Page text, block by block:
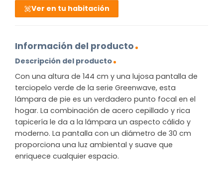
Ver en tu habitación
Información del producto
Descripción del producto
Con una altura de 144 cm y una lujosa pantalla de
terciopelo verde de la serie Greenwave, esta
lámpara de pie es un verdadero punto focal en el
hogar. La combinación de acero cepillado y rica
tapicería le da a la lámpara un aspecto cálido y
moderno. La pantalla con un diámetro de 30 cm
proporciona una luz ambiental y suave que
enriquece cualquier espacio.